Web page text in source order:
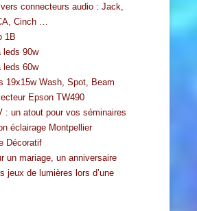
connecteurs audio : Jack,
Cinch …
1B
leds 90w
leds 60w
19x15w Wash, Spot, Beam
Epson TW490
: un atout pour vos séminaires
éclairage Montpellier
Décoratif
un mariage, un anniversaire
jeux de lumières lors d’une